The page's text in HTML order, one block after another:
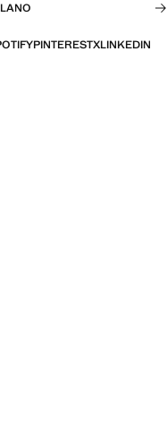
PINTERESTXLINKEDIN